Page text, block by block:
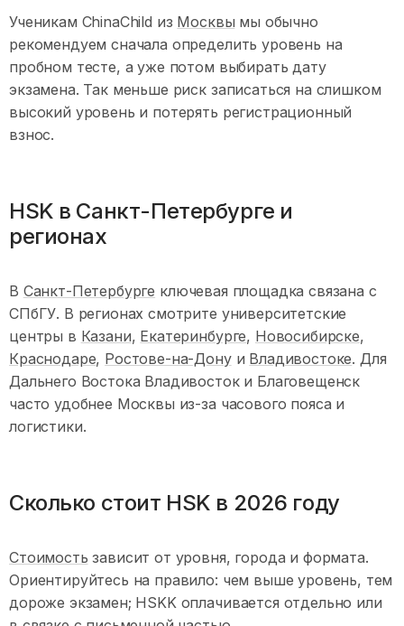
Ученикам ChinaChild из Москвы мы обычно
рекомендуем сначала определить уровень на
пробном тесте, а уже потом выбирать дату
экзамена. Так меньше риск записаться на слишком
высокий уровень и потерять регистрационный
взнос.
HSK в Санкт-Петербурге и
регионах
В Санкт-Петербурге ключевая площадка связана с
СПбГУ. В регионах смотрите университетские
центры в Казани, Екатеринбурге, Новосибирске,
Краснодаре, Ростове-на-Донуи Владивостоке. Для
Дальнего Востока Владивосток и Благовещенск
часто удобнее Москвы из-за часового пояса и
логистики.
Сколько стоит HSK в 2026 году
Стоимость зависит от уровня, города и формата.
Ориентируйтесь на правило: чем выше уровень, тем
дороже экзамен; HSKK оплачивается отдельно или